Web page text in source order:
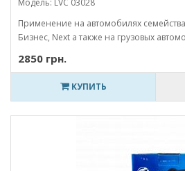
Модель: LVC 03028
Применение на автомобилях
Бизнес, Next а также на грузовых
2850 грн.
КУПИТЬ